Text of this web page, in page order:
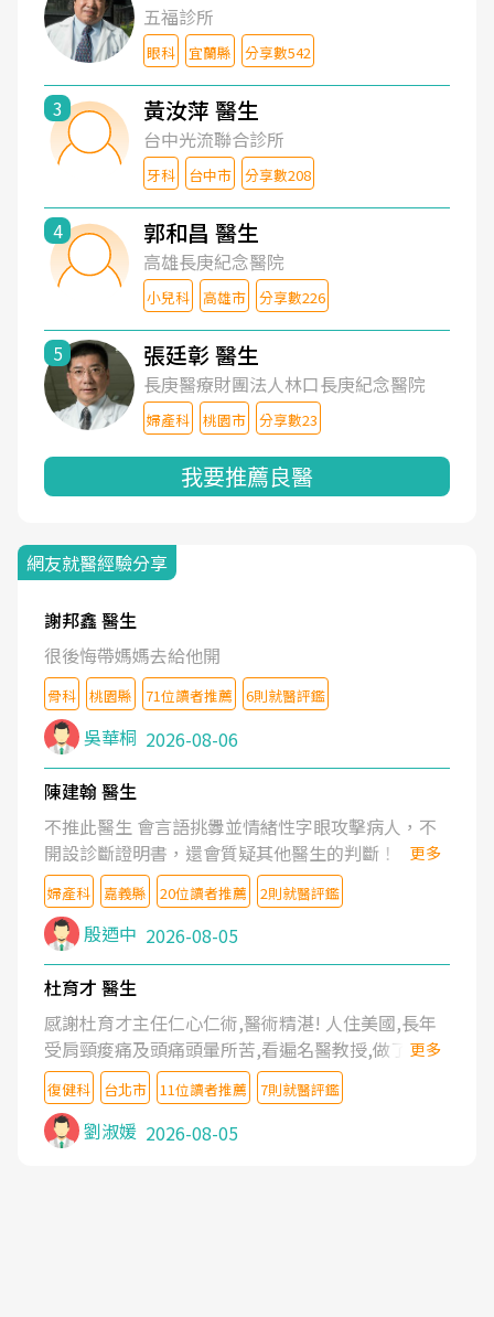
五福診所
眼科 宜蘭縣 分享數542
3 黃汝萍 醫生
台中光流聯合診所
牙科 台中市 分享數208
4 郭和昌 醫生
高雄長庚紀念醫院
小兒科 高雄市 分享數226
5 張廷彰 醫生
長庚醫療財團法人林口長庚紀念醫院
婦產科 桃園市 分享數23
我要推薦良醫
網友就醫經驗分享
謝邦鑫 醫生
很後悔帶媽媽去給他開
骨科 桃園縣 71位讀者推薦 6則就醫評鑑
吳華桐 2026-08-06
陳建翰 醫生
不推此醫生 會言語挑釁並情緒性字眼攻擊病人，不
開設診斷證明書，還會質疑其他醫生的判斷！
更多
婦產科 嘉義縣 20位讀者推薦 2則就醫評鑑
殷迺中 2026-08-05
杜育才 醫生
感謝杜育才主任仁心仁術,醫術精湛! 人住美國,長年
受肩頸痠痛及頭痛頭暈所苦,看遍名醫教授,做了各種
檢查,也嘗試過西醫打針,中醫針灸及物理徒手治療都
沒有用,後來連吃到嗎啡類止痛藥都效果有限,只是壓
症狀,沒多久就痛起來,多年失眠嚴重影響生活品質.
台灣親友介紹忠孝醫院杜育才主任是頸頭症候群專
更多
復健科 台北市 11位讀者推薦 7則就醫評鑑
劉淑媛 2026-08-05